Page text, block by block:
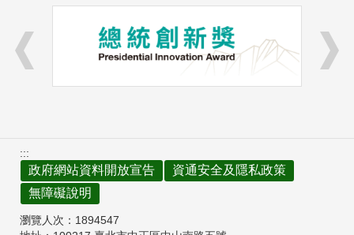
:::
政府網站資料開放宣告
資通安全及隱私政策
無障礙說明
瀏覽人次： 1894547